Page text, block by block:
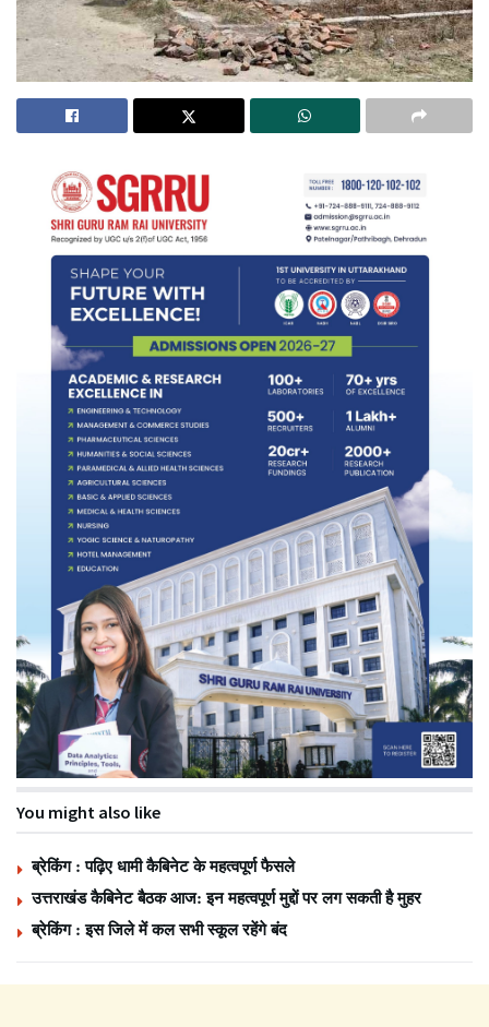
You might also like
ब्रेकिंग : पढ़िए धामी कैबिनेट के महत्वपूर्ण फैसले
उत्तराखंड कैबिनेट बैठक आज: इन महत्वपूर्ण मुद्दों पर लग सकती है मुहर
ब्रेकिंग : इस जिले में कल सभी स्कूल रहेंगे बंद